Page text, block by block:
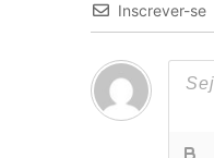
Inscrever-se